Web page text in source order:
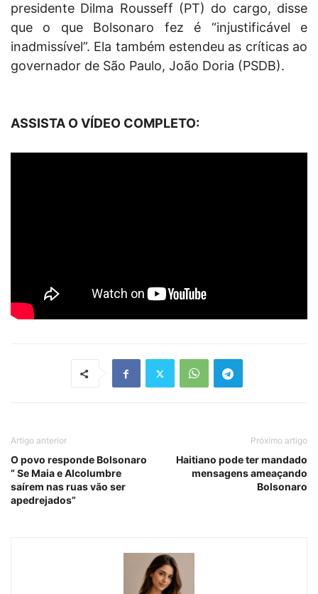
presidente Dilma Rousseff (PT) do cargo, disse
que o que Bolsonaro fez é “injustificável e
inadmissível”. Ela também estendeu as críticas ao
governador de São Paulo, João Doria (PSDB).
ASSISTA O VÍDEO COMPLETO:
Artigo anterior
O povo responde Bolsonaro
” Se Maia e Alcolumbre
saírem nas ruas vão ser
apedrejados”
Próximo artigo
Haitiano pode ter mandado
mensagens ameaçando
Bolsonaro